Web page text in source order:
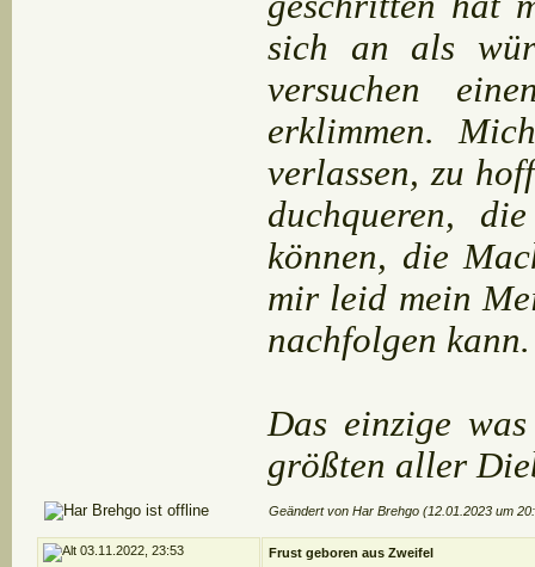
sich an als
versuchen
erklimmen.
verlassen, zu
duchqueren,
können, die
mir leid mein
nachfolgen kann.
Das einzige
größten aller
Geändert von Har Brehgo (12.01.2023 um
03.11.2022, 23:53 Frust geboren aus Zweifel